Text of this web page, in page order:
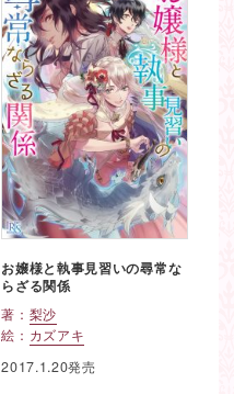
お嬢様と執事見習いの尋常な
らざる関係
著： 梨沙
絵： カズアキ
2017.1.20発売